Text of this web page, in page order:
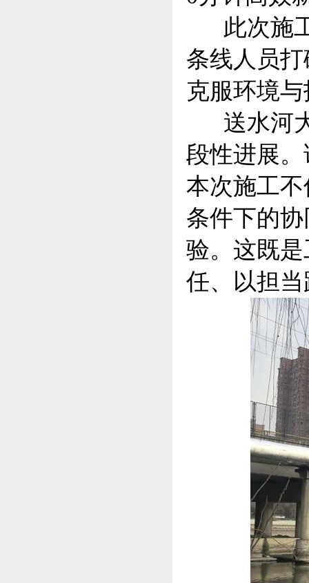
此次施工
条线人员
克服环境
送水河大
段性进展
本次施工
条件下的
验。这既
任、以担